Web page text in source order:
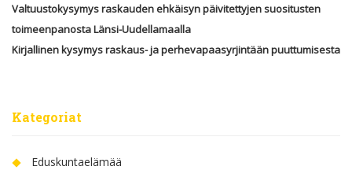
Valtuustokysymys raskauden ehkäisyn päivitettyjen suositusten
toimeenpanosta Länsi-Uudellamaalla
Kirjallinen kysymys raskaus- ja perhevapaasyrjintään puuttumisesta
Kategoriat
Eduskuntaelämää